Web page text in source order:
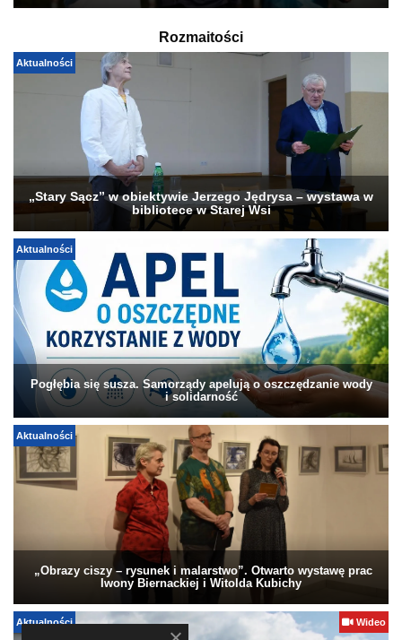
Rozmaitości
Aktualności
„Stary Sącz” w obiektywie Jerzego Jędrysa – wystawa w
bibliotece w Starej Wsi
Aktualności
Pogłębia się susza. Samorządy apelują o oszczędzanie wody
i solidarność
Aktualności
„Obrazy ciszy – rysunek i malarstwo”. Otwarto wystawę prac
Iwony Biernackiej i Witolda Kubichy
Aktualności Wideo